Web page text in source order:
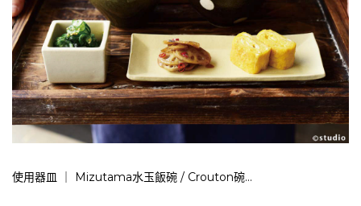
使用器皿 ｜ Mizutama水玉飯碗 / Crouton碗...